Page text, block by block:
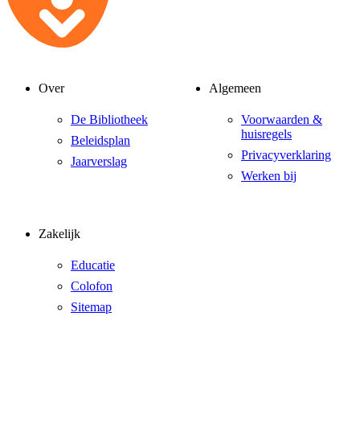
Over
De Bibliotheek
Beleidsplan
Jaarverslag
Algemeen
Voorwaarden &
huisregels
Privacyverklaring
Werken bij
Zakelijk
Educatie
Colofon
Sitemap